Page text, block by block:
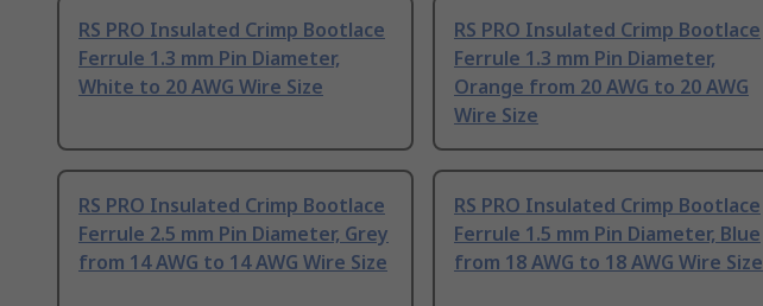
RS PRO Insulated Crimp Bootlace
Ferrule 1.3 mm Pin Diameter,
White to 20 AWG Wire Size
RS PRO Insulated Crimp Bootlace
Ferrule 1.3 mm Pin Diameter,
Orange from 20 AWG to 20 AWG
Wire Size
RS PRO Insulated Crimp Bootlace
Ferrule 2.5 mm Pin Diameter, Grey
from 14 AWG to 14 AWG Wire Size
RS PRO Insulated Crimp Bootlace
Ferrule 1.5 mm Pin Diameter, Blue
from 18 AWG to 18 AWG Wire Size